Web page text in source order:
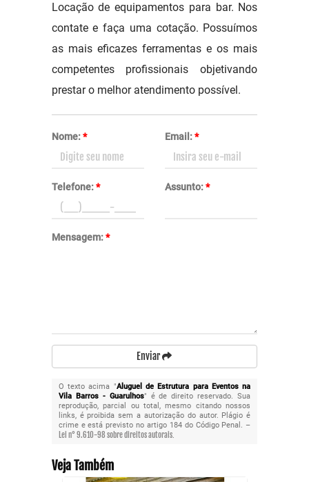
Locação de equipamentos para bar. Nos
contate e faça uma cotação. Possuímos
as mais eficazes ferramentas e os mais
competentes profissionais objetivando
prestar o melhor atendimento possível.
Nome:* Email:*
Telefone:* Assunto:*
Mensagem:*
Enviar
O texto acima "Aluguel de Estrutura para Eventos na
Vila Barros - Guarulhos" é de direito reservado. Sua
reprodução, parcial ou total, mesmo citando nossos
links, é proibida sem a autorização do autor. Plágio é
crime e está previsto no artigo 184 do Código Penal. –
Lei n° 9.610-98 sobre direitos autorais.
Veja Também